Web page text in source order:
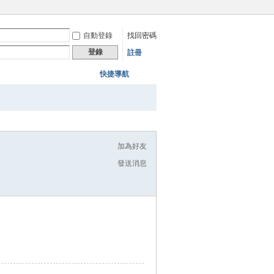
自動登錄
找回密碼
登錄 註冊
快捷導航
加為好友
發送消息